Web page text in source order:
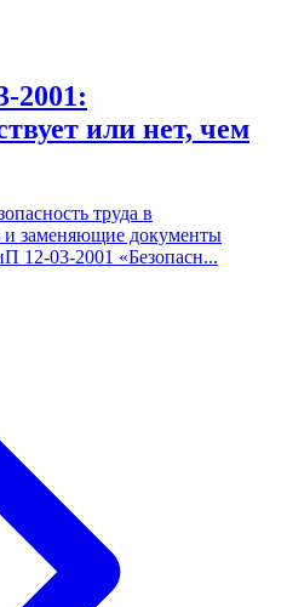
2001:
или нет, чем
труда в
и заменяющие документы
12-03-2001 «Безопасн...